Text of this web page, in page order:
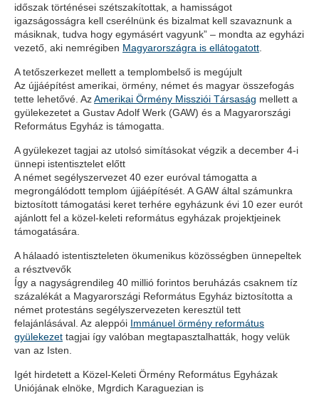
időszak történései szétszakítottak, a hamisságot
igazságosságra kell cserélnünk és bizalmat kell szavaznunk a
másiknak, tudva hogy egymásért vagyunk” – mondta az egyházi
vezető, aki nemrégiben Magyarországra is ellátogatott
A tetőszerkezet mellett a templombelső is megújult
Az újjáépítést amerikai, örmény, német és magyar összefogás
tette lehetővé. AzAmerikai Örmény Missziói Társaság mellett a
gyülekezetet a Gustav Adolf Werk (GAW) és a Magyarországi
Református Egyház is támogatta.
A gyülekezet tagjai az utolsó simításokat végzik a december 4-i
ünnepi istentisztelet előtt
A német segélyszervezet 40 ezer euróval támogatta a
megrongálódott templom újjáépítését. A GAW által számunkra
biztosított támogatási keret terhére egyházunk évi 10 ezer eurót
ajánlott fel a közel-keleti református egyházak projektjeinek
támogatására.
A hálaadó istentiszteleten ökumenikus közösségben ünnepeltek
a résztvevők
Így a nagyságrendileg 40 millió forintos beruházás csaknem tíz
százalékát a Magyarországi Református Egyház biztosította a
német protestáns segélyszervezeten keresztül tett
felajánlásával. Az aleppói Immánuel örmény református
gyülekezet tagjai így valóban megtapasztalhatták, hogy velük
van az Isten.
Igét hirdetett a Közel-Keleti Örmény Református Egyházak
Uniójának elnöke, Mgrdich Karaguezian is